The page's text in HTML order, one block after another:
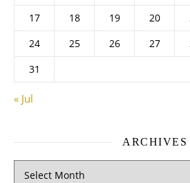
17
18 19 20
24
25 26 27
31
« Jul
ARCHIVES